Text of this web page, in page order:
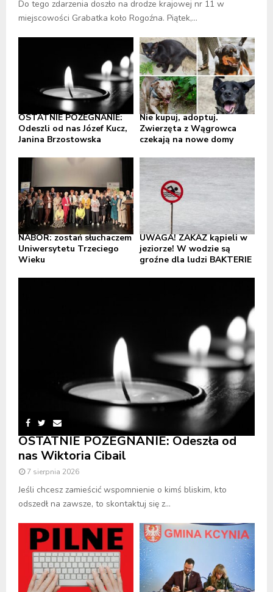
Do tego zdarzenia doszło na drodze krajowej nr 11 w
miejscowości Grabatka koło Rogoźna. Piątek,...
OSTATNIE POŻEGNANIE:
Odeszli od nas Józef Kucz,
Janina Brzostowska
Nie kupuj, adoptuj.
Zwierzęta z Wągrowca
czekają na nowe domy
NABÓR: zostań słuchaczem
Uniwersytetu Trzeciego
Wieku
UWAGA! ZAKAZ kąpieli w
jeziorze! W wodzie są
groźne dla ludzi BAKTERIE
OSTATNIE POŻEGNANIE: Odeszła od
nas Wiktoria Cibail
7 sierpnia 2026
Jeśli chcesz zamieścić wspomnienie o kimś bliskim, kto
odszedł na zawsze, to skontaktuj się z...